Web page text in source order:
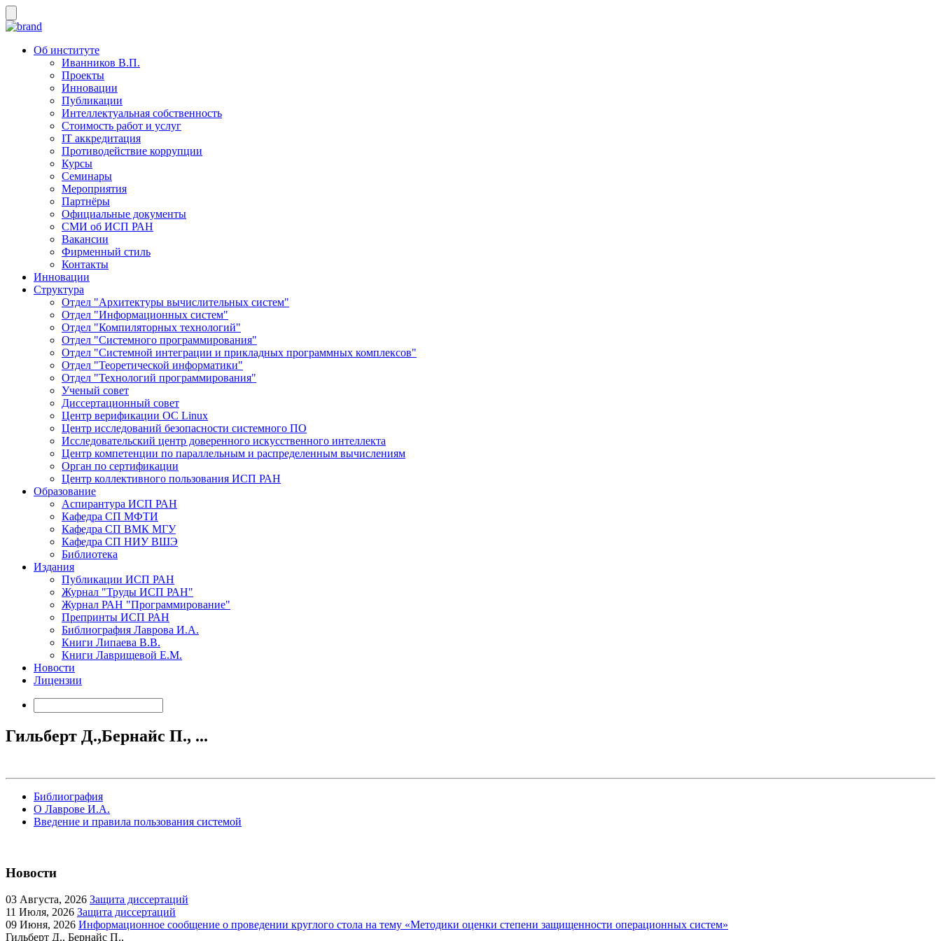
Об институте
Иванников В.П.
Проекты
Инновации
Публикации
Интеллектуальная собственность
Стоимость работ и услуг
IT аккредитация
Противодействие коррупции
Курсы
Семинары
Мероприятия
Партнёры
Официальные документы
СМИ об ИСП РАН
Вакансии
Фирменный стиль
Контакты
Инновации
Структура
Отдел "Архитектуры вычислительных систем"
Отдел "Информационных систем"
Отдел "Компиляторных технологий"
Отдел "Системного программирования"
Отдел "Системной интеграции и прикладных программных комплексов"
Отдел "Теоретической информатики"
Отдел "Технологий программирования"
Ученый совет
Диссертационный совет
Центр верификации ОС Linux
Центр исследований безопасности системного ПО
Исследовательский центр доверенного искусственного интеллекта
Центр компетенции по параллельным и распределенным вычислениям
Орган по сертификации
Центр коллективного пользования ИСП РАН
Образование
Аспирантура ИСП РАН
Кафедра СП МФТИ
Кафедра СП ВМК МГУ
Кафедра СП НИУ ВШЭ
Библиотека
Издания
Публикации ИСП РАН
Журнал "Труды ИСП РАН"
Журнал РАН "Программирование"
Препринты ИСП РАН
Библиография Лаврова И.А.
Книги Липаева В.В.
Книги Лаврищевой Е.М.
Новости
Лицензии
Гильберт Д.,Бернайс П., ...
Библиография
О Лаврове И.А.
Введение и правила пользования системой
Новости
03 Августа, 2026 Защита диссертаций
11 Июля, 2026 Защита диссертаций
09 Июня, 2026 Информационное сообщение о проведении круглого стола на тему «Методики оценки степени защищенности операционных систем»
Гильберт Д., Бернайс П.,